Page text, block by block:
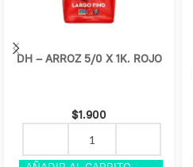
DH – ARROZ 5/0 X 1K. ROJO
$1.900